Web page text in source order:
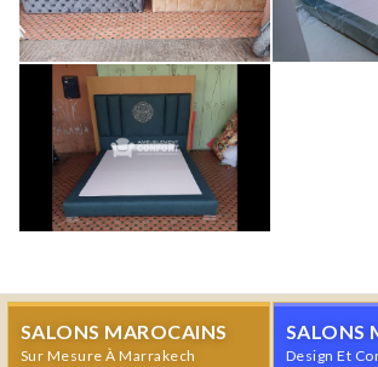
SALONS MAROCAINS
Sur Mesure À Marrakech
SALONS
Design Et